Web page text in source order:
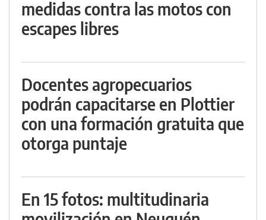
medidas contra las motos con
escapes libres
Docentes agropecuarios
podrán capacitarse en Plottier
con una formación gratuita que
otorga puntaje
En 15 fotos: multitudinaria